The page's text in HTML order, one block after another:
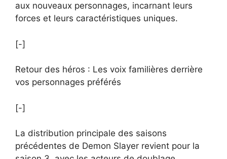
aux nouveaux personnages, incarnant leurs
forces et leurs caractéristiques uniques.
[-]
Retour des héros : Les voix familières derrière
vos personnages préférés
[-]
La distribution principale des saisons
précédentes de Demon Slayer revient pour la